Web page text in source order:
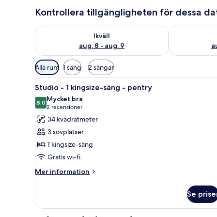
Kontrollera tillgängligheten för dessa
Ikväll
aug. 8 - aug. 9
Kontrollera tillgängligheten för ikväll aug. 8 - aug. 9
Kontrollera
Tillgängliga
filter
för
rum
Alla rum 1 säng 2 sängar
Öppna
alla
foton
för
Studio
-
1
kingsize-
säng
Ett kompakt
5
Studio - 1 kingsize-säng - pentry
8,08,0 av 10
Mycket bra
2 recensioner
(2 recensioner)
34 kvadratmeter
3 sovplatser
1 kingsize-säng
Gratis wi-fi
Mer information
Mer
-
Se